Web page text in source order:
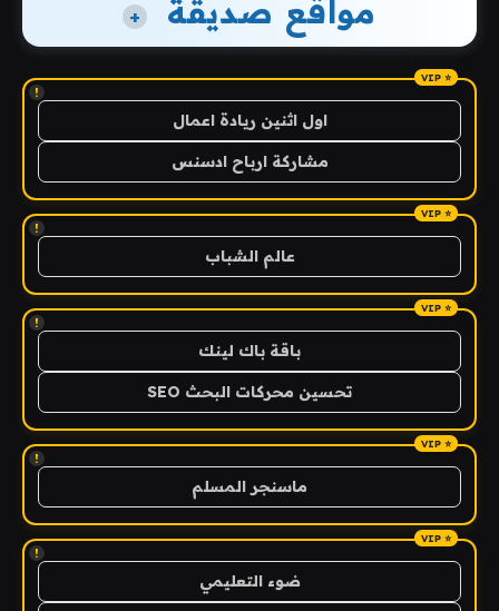
مواقع صديقة +
!
اول اثنين ريادة اعمال
مشاركة ارباح ادسنس
!
عالم الشباب
!
باقة باك لينك
تحسين محركات البحث SEO
!
ماسنجر المسلم
!
ضوء التعليمي